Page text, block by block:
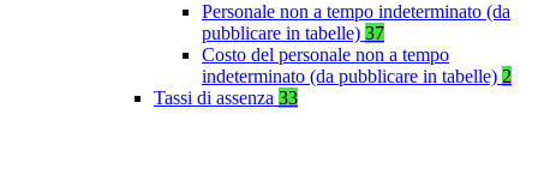
Personale non a tempo indeterminato (da
pubblicare in tabelle) 37
Costo del personale non a tempo
indeterminato (da pubblicare in tabelle) 2
Tassi di assenza 33